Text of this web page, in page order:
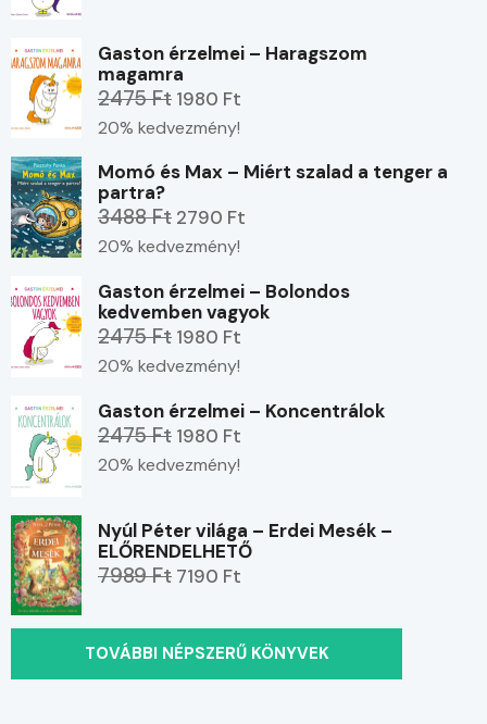
Gaston érzelmei – Haragszom
magamra
2475 Ft 1980 Ft
20% kedvezmény!
Momó és Max – Miért szalad a tenger a
partra?
3488 Ft 2790 Ft
20% kedvezmény!
Gaston érzelmei – Bolondos
kedvemben vagyok
2475 Ft 1980 Ft
20% kedvezmény!
Gaston érzelmei – Koncentrálok
2475 Ft 1980 Ft
20% kedvezmény!
Nyúl Péter világa – Erdei Mesék –
ELŐRENDELHETŐ
7989 Ft 7190 Ft
TOVÁBBI NÉPSZERŰ KÖNYVEK